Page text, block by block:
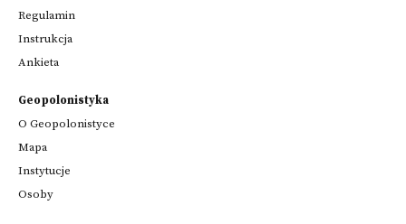
Regulamin
Instrukcja
Ankieta
Geopolonistyka
O Geopolonistyce
Mapa
Instytucje
Osoby